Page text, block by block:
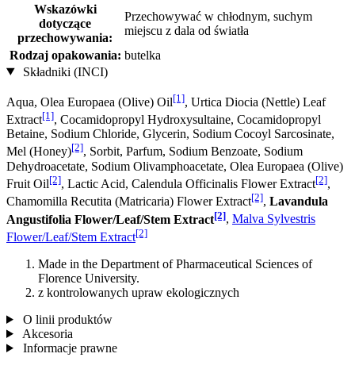
Wskazówki
dotyczące
przechowywania:
Przechowywać w chłodnym, suchym
miejscu z dala od światła
Rodzaj opakowania: butelka
Składniki (INCI)
Aqua, Olea Europaea (Olive) Oil[1], Urtica Diocia (Nettle) Leaf
Extract[1], Cocamidopropyl Hydroxysultaine, Cocamidopropyl
Betaine, Sodium Chloride, Glycerin, Sodium Cocoyl Sarcosinate,
Mel (Honey)[2], Sorbit, Parfum, Sodium Benzoate, Sodium
Dehydroacetate, Sodium Olivamphoacetate, Olea Europaea (Olive)
Fruit Oil[2], Lactic Acid, Calendula Officinalis Flower Extract[2],
Chamomilla Recutita (Matricaria) Flower Extract[2], Lavandula
Angustifolia Flower/Leaf/Stem Extract[2], Malva Sylvestris
Flower/Leaf/Stem Extract[2]
Made in the Department of Pharmaceutical Sciences of
Florence University.
z kontrolowanych upraw ekologicznych
O linii produktów
Akcesoria
Informacje prawne